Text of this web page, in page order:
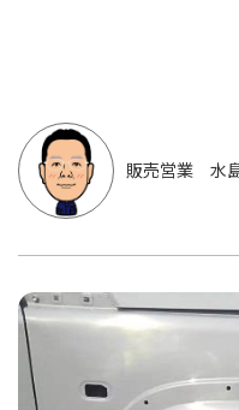
販売営業 水